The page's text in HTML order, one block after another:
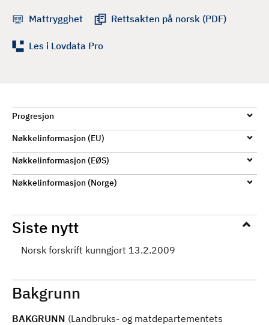
Mattrygghet Rettsakten på norsk (PDF)
Les i Lovdata Pro
Progresjon
Nøkkelinformasjon (EU)
Nøkkelinformasjon (EØS)
Nøkkelinformasjon (Norge)
Siste nytt
Norsk forskrift kunngjort 13.2.2009
Bakgrunn
BAKGRUNN (Landbruks- og matdepartementets